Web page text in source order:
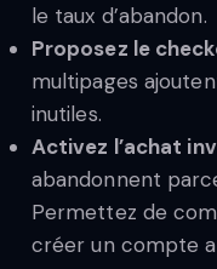
le taux d’abandon.
Proposez le
multipages
inutiles.
Activez l’achat
abandonnent
Permettez de
créer un compte